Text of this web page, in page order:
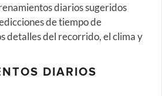
diarios sugeridos
de tiempo de
detalles del recorrido, el clima y
DIARIOS